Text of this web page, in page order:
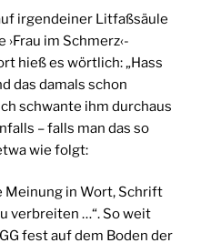
irgendeiner Litfaßsäule
im Schmerz‹-
hieß es wörtlich: „Hass
das damals schon
schwante ihm durchaus
– falls man das so
wie folgt:
Meinung in Wort, Schrift
verbreiten …“. So weit
fest auf dem Boden der